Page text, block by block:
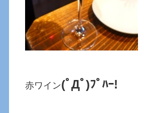
赤ワイン(ﾟДﾟ)ﾌﾟﾊｰ!